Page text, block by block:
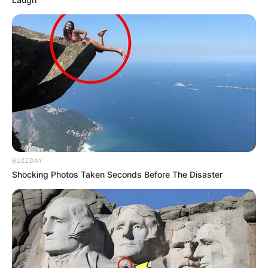
MEILLEURES OFFRES DE LA SEMAINE !
BUZZDAY
Shocking Photos Taken Seconds Before The Disaster